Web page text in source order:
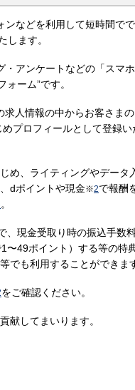
などを利用して短時間で
します。
アンケートなどの「スマ
ーム”です。
求人情報の中からお客さま
プロフィールとして登録
め、ライティングやデー
dポイントや現金※2で報酬
。
現金受取り時の振込手数
49ポイント）する等の特
でも利用することができま
をご確認ください。
献してまいります。